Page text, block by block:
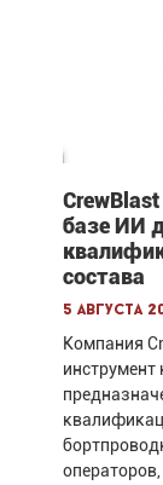
базе ИИ
состава
5 августа
Компания
инструмент